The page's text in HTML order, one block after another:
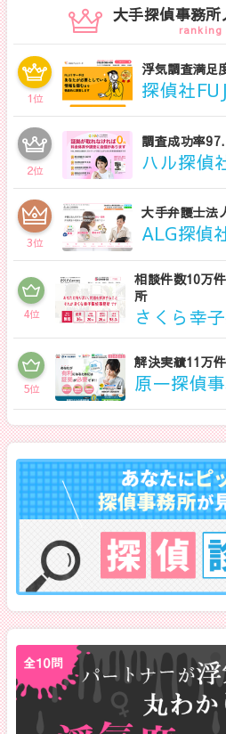
大手探偵事務
ranking
1位
浮気調査満足
探偵社
2位
調査成功率
ハル探偵
3位
大手弁護士法
ALG探偵
4位
相談件数10万
所
さくら幸
5位
解決実績11万
原一探偵